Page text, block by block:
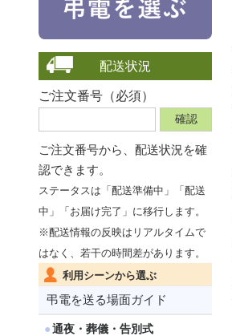
配送状況
ご注文番号（必須）
ご注文番号から、 配送状況を確
認できます。
ステータスは「配送準備中」「配送
中」「お届け完了」に移行します。
※配送情報の反映はリアルタイムで
はなく、若干の時間差があります。
利用シーンから選ぶ
弔電を送る場面ガイド
通夜・葬儀・告別式